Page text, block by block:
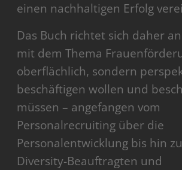
einen nachhaltigen Erfolg
Das Buch richtet sich daher
mit dem Thema
oberflächlich, sondern
beschäftigen wollen und
müssen – angefangen vom
Personalrecruiting über die
Personalentwicklung bis hin
Diversity-Beauftragten und